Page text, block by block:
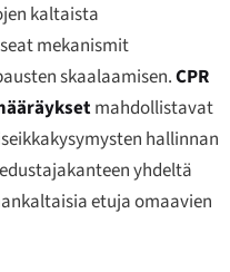
kaltaista
mekanismit
skaalaamisen.CPR
mahdollistavat
hallinnan
yhdeltä
etuja omaavien